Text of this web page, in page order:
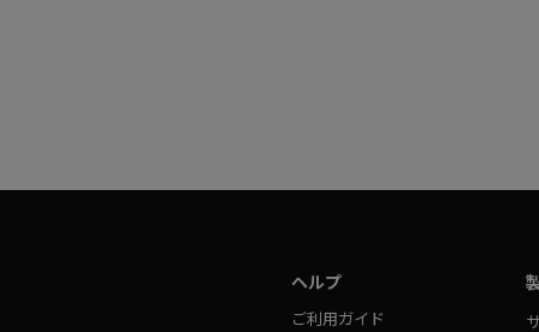
ヘルプ
ご利用ガイド